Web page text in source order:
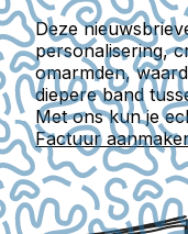
Deze
personalisering,
omarmden,
diepere band
Met ons kun je
Factuur